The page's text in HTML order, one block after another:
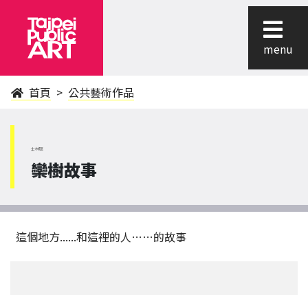
menu
首頁 公共藝術作品
士林區
欒樹故事
這個地方......和這裡的人……的故事